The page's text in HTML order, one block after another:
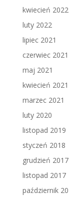
kwiecień 2022
luty 2022
lipiec 2021
czerwiec 2021
maj 2021
kwiecień 2021
marzec 2021
luty 2020
listopad 2019
styczeń 2018
grudzień 2017
listopad 2017
październik